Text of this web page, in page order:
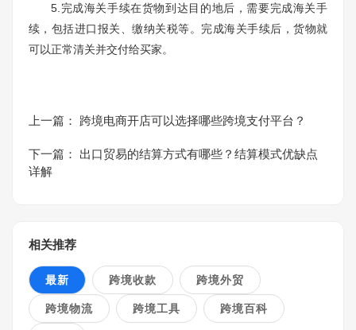
5.完成海关手续在货物到达目的地后，需要完成海关手
续，包括进口报关、缴纳关税等。完成海关手续后，货物就
可以正常清关并交付给买家。
上一篇： 跨境电商开店可以选择哪些跨境支付平台？
下一篇：
出口贸易的结算方式有哪些？结算模式优缺点
详解
相关推荐
最新 跨境收款 跨境外贸
跨境物流 跨境工具 跨境百科